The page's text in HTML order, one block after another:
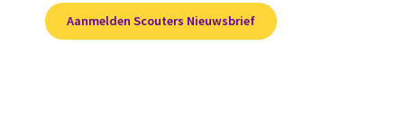
Aanmelden Scouters Nieuwsbrief